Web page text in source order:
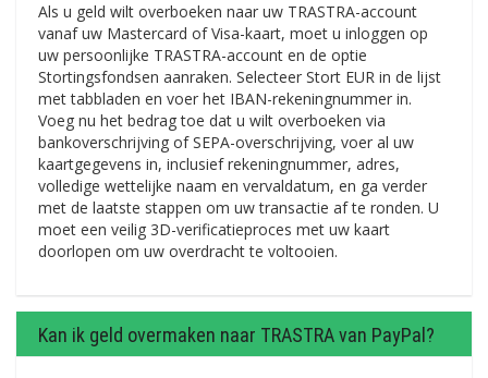
Als u geld wilt overboeken naar uw TRASTRA-account
vanaf uw Mastercard of Visa-kaart, moet u inloggen op
uw persoonlijke TRASTRA-account en de optie
Stortingsfondsen aanraken. Selecteer Stort EUR in de lijst
met tabbladen en voer het IBAN-rekeningnummer in.
Voeg nu het bedrag toe dat u wilt overboeken via
bankoverschrijving of SEPA-overschrijving, voer al uw
kaartgegevens in, inclusief rekeningnummer, adres,
volledige wettelijke naam en vervaldatum, en ga verder
met de laatste stappen om uw transactie af te ronden. U
moet een veilig 3D-verificatieproces met uw kaart
doorlopen om uw overdracht te voltooien.
Kan ik geld overmaken naar TRASTRA van PayPal?